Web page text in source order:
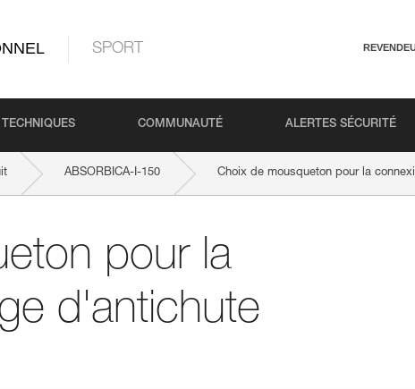
SPORT
COMMUNAUTÉ ALERTES SÉCURITÉ
ABSORBICA-I-150 Choix de mousqueton pour la
pour la
d'antichute